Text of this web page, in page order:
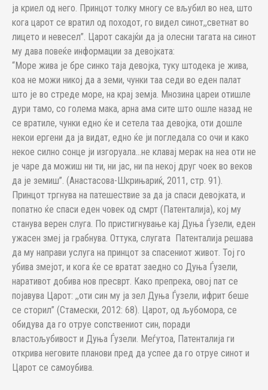
ја криел од него. Принцот толку многу се вљубил во неа, што
кога царот се вратил од походот, го видел синот,,светнат во
лицето и невесел”. Царот сакајќи да ја олесни тагата на синот
му дава повеќе информации за девојката:
“Море жива је бре синко таја девојка, туку штодека је жива,
коа не можи никој да а земи, чунки таа седи во еден палат
што је во стреде море, на крај земја. Мнозина цареи отишле
дури тамо, со голема мака, арна ама сите што ошле назад не
се вратиле, чунки едно ќе и сетела таа девојка, оти дошле
некои ергени да ја видат, едно ќе ји погледала со очи и како
некое силно сонце ји изгоруала...не клавај мерак на неа оти не
је чаре да можиш ни ти, ни јас, ни па некој друг чоек во веков
да је земиш”. (Анастасова-Шкрињариќ, 2011, стр. 91).
Принцот тргнува на патешествие за да ја спаси девојката, и
попатно ќе спаси еден човек од смрт (Патенталија), кој му
станува верен слуга. По пристигнување кај Дуња Ѓузели, еден
ужасен змеј ја грабнува. Оттука, слугата Патенталија решава
да му направи услуга на принцот за спасениот живот. Тој го
убива змејот, и кога ќе се вратат заедно со Дуња Ѓузели,
наративот добива нов пресврт. Како препрека, овој пат се
појавува Царот: ,,оти син му ја зел Дуња Ѓузели, ифрит беше
се сторил” (Стамески, 2012: 68). Царот, од љубомора, се
обидува да го отруе сопствениот син, поради
властољубивост и Дуња Ѓузели. Меѓутоа, Патенталија ги
открива неговите планови пред да успее да го отруе синот и
Царот се самоубива.